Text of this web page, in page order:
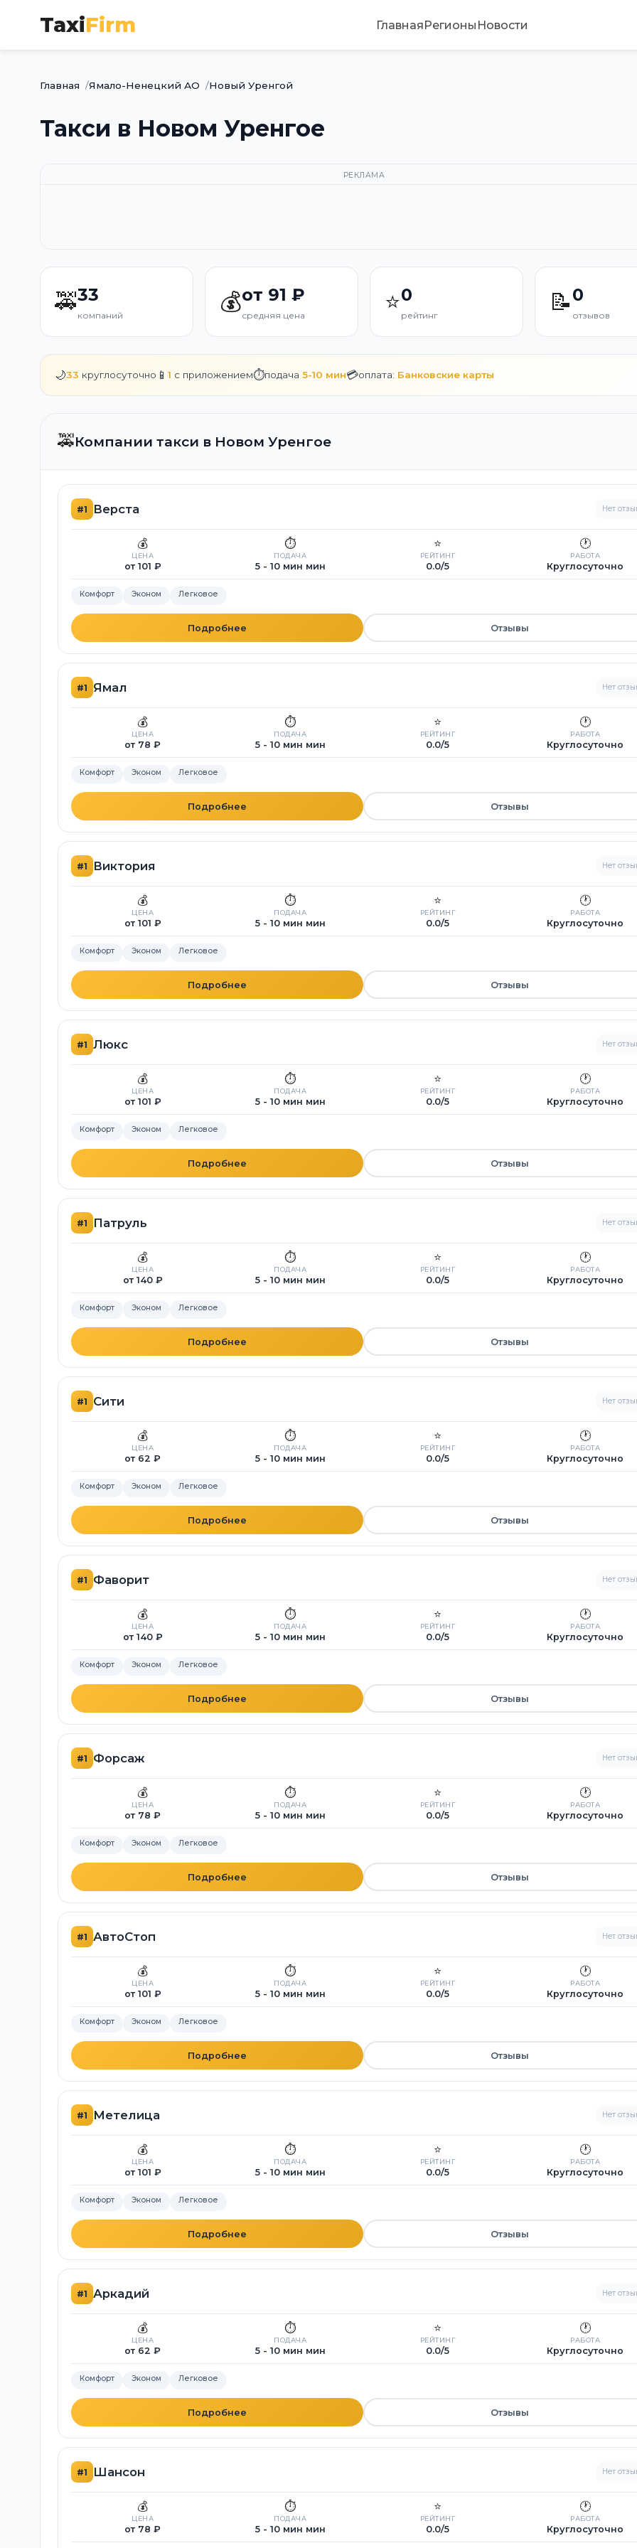
TaxiFirm ГлавнаяРегионы Новости
Главная Ямало-Ненецкий АО Новый Уренгой
Такси в Новом Уренгое
РЕКЛАМА
🚕33
компаний 💰от 91 ₽
средняя цена ⭐0
рейтинг 📝0
отзывов
🌙33 круглосуточно 📱 1 с приложением⏱️подача 5-10 мин💳оплата: Банковские карты
🚕Компании такси в Новом Уренгое
#1 Верста Нет
💰
ЦЕНА
от 101 ₽
⏱️
ПОДАЧА
5 - 10 мин мин
⭐
РЕЙТИНГ
0.0/5
🕐
РАБОТА
Круглосуточно
Комфорт Эконом Легковое
Подробнее Отзывы
#1 Ямал Нет
💰
ЦЕНА
от 78 ₽
⏱️
ПОДАЧА
5 - 10 мин мин
⭐
РЕЙТИНГ
0.0/5
🕐
РАБОТА
Круглосуточно
Комфорт Эконом Легковое
Подробнее Отзывы
#1 Виктория Нет
💰
ЦЕНА
от 101 ₽
⏱️
ПОДАЧА
5 - 10 мин мин
⭐
РЕЙТИНГ
0.0/5
🕐
РАБОТА
Круглосуточно
Комфорт Эконом Легковое
Подробнее Отзывы
#1 Люкс Нет
💰
ЦЕНА
от 101 ₽
⏱️
ПОДАЧА
5 - 10 мин мин
⭐
РЕЙТИНГ
0.0/5
🕐
РАБОТА
Круглосуточно
Комфорт Эконом Легковое
Подробнее Отзывы
#1 Патруль Нет
💰
ЦЕНА
от 140 ₽
⏱️
ПОДАЧА
5 - 10 мин мин
⭐
РЕЙТИНГ
0.0/5
🕐
РАБОТА
Круглосуточно
Комфорт Эконом Легковое
Подробнее Отзывы
#1 Сити Нет
💰
ЦЕНА
от 62 ₽
⏱️
ПОДАЧА
5 - 10 мин мин
⭐
РЕЙТИНГ
0.0/5
🕐
РАБОТА
Круглосуточно
Комфорт Эконом Легковое
Подробнее Отзывы
#1 Фаворит Нет
💰
ЦЕНА
от 140 ₽
⏱️
ПОДАЧА
5 - 10 мин мин
⭐
РЕЙТИНГ
0.0/5
🕐
РАБОТА
Круглосуточно
Комфорт Эконом Легковое
Подробнее Отзывы
#1 Форсаж Нет
💰
ЦЕНА
от 78 ₽
⏱️
ПОДАЧА
5 - 10 мин мин
⭐
РЕЙТИНГ
0.0/5
🕐
РАБОТА
Круглосуточно
Комфорт Эконом Легковое
Подробнее Отзывы
#1 АвтоСтоп Нет
💰
ЦЕНА
от 101 ₽
⏱️
ПОДАЧА
5 - 10 мин мин
⭐
РЕЙТИНГ
0.0/5
🕐
РАБОТА
Круглосуточно
Комфорт Эконом Легковое
Подробнее Отзывы
#1 Метелица Нет
💰
ЦЕНА
от 101 ₽
⏱️
ПОДАЧА
5 - 10 мин мин
⭐
РЕЙТИНГ
0.0/5
🕐
РАБОТА
Круглосуточно
Комфорт Эконом Легковое
Подробнее Отзывы
#1 Аркадий Нет
💰
ЦЕНА
от 62 ₽
⏱️
ПОДАЧА
5 - 10 мин мин
⭐
РЕЙТИНГ
0.0/5
🕐
РАБОТА
Круглосуточно
Комфорт Эконом Легковое
Подробнее Отзывы
#1 Шансон Нет
💰
ЦЕНА
от 78 ₽
⏱️
ПОДАЧА
5 - 10 мин мин
⭐
РЕЙТИНГ
0.0/5
🕐
РАБОТА
Круглосуточно